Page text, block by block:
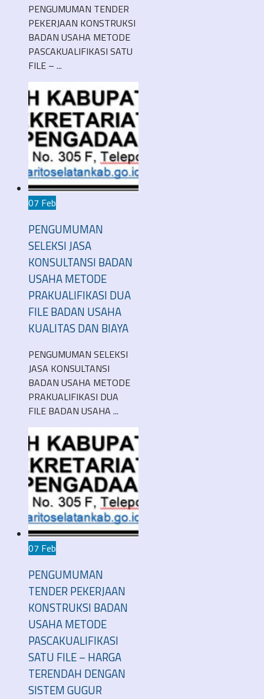
PENGUMUMAN TENDER
PEKERJAAN KONSTRUKSI
BADAN USAHA METODE
PASCAKUALIFIKASI SATU
FILE – ...
07 Feb
PENGUMUMAN
SELEKSI JASA
KONSULTANSI BADAN
USAHA METODE
PRAKUALIFIKASI DUA
FILE BADAN USAHA
KUALITAS DAN BIAYA
PENGUMUMAN SELEKSI
JASA KONSULTANSI
BADAN USAHA METODE
PRAKUALIFIKASI DUA
FILE BADAN USAHA ...
07 Feb
PENGUMUMAN
TENDER PEKERJAAN
KONSTRUKSI BADAN
USAHA METODE
PASCAKUALIFIKASI
SATU FILE – HARGA
TERENDAH DENGAN
SISTEM GUGUR